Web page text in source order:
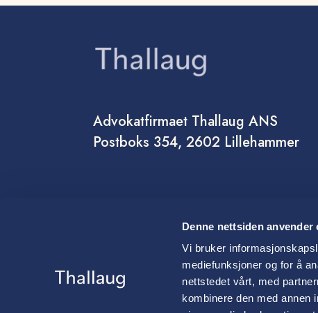
Denne nettsiden anvender
Vi bruker
mediefunksjoner og for å
nettstedet vårt, med
kombinere den med annen
Advokatfirmaet Thallaug ANS
Postboks 354, 2602 Lillehammer